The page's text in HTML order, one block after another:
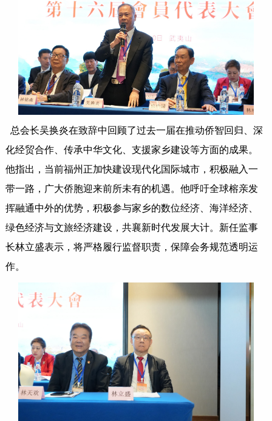
总会长吴换炎在致辞中回顾了过去一届在推动侨智回归、深
化经贸合作、传承中华文化、支援家乡建设等方面的成果。
他指出，当前福州正加快建设现代化国际城市，积极融入一
带一路，广大侨胞迎来前所未有的机遇。他呼吁全球榕亲发
挥融通中外的优势，积极参与家乡的数位经济、海洋经济、
绿色经济与文旅经济建设，共襄新时代发展大计。新任监事
长林立盛表示，将严格履行监督职责，保障会务规范透明运
作。